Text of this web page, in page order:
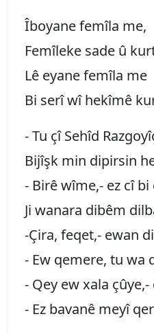
Îboyane femîla me,
Femîleke sade û
Lê eyane femîla me
Bi serî wî hekîmê
- Tu çî Sehîd
Bijîşk min dipirsin
- Birê wîme,- ez cî bi
Ji wanara dibêm
-Çira, feqet,- ewan
- Ew qemere, tu wa
- Qey ew xala
- Ez bavanê meyî